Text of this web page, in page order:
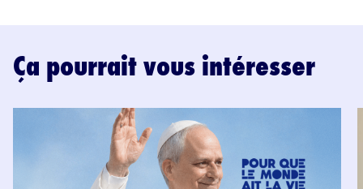
Ça pourrait vous intéresser